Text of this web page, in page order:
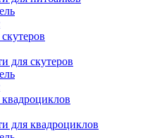
для скутеров
для квадроциклов